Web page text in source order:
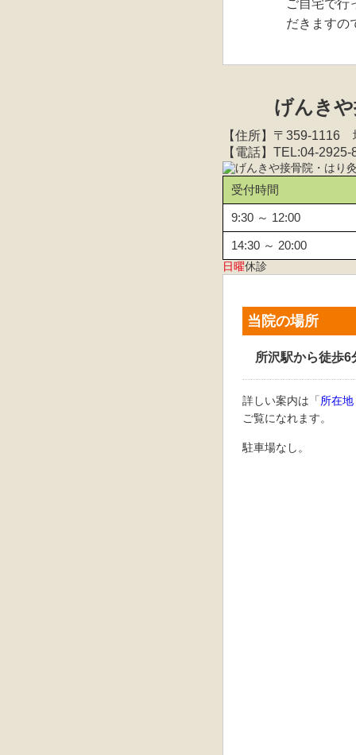
ご自宅で行
だきますの
げんき
【住所】〒359-1116
【電話】TEL:04-2925-
受付時間
9:30 ～ 12:00
14:30 ～ 20:00
日曜休診
当院の場所
所沢駅から徒歩6
詳しい案内は「所在
ご覧になれます。
駐車場なし。